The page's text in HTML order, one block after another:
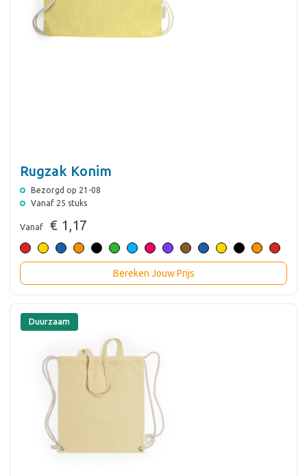
Rugzak Konim
Bezorgd op 21-08
Vanaf 25 stuks
Vanaf € 1,17
Bereken Jouw Prijs
Duurzaam